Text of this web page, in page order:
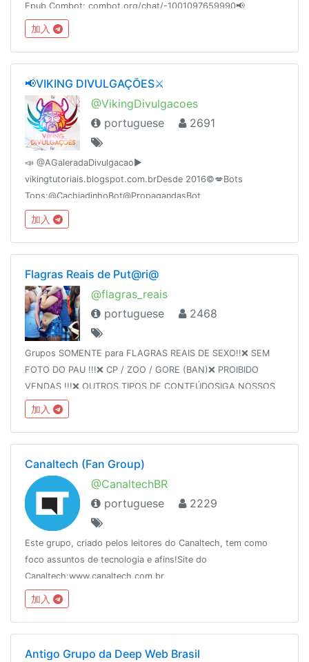
Epub.Combot: combot.org/chat/-1001097659990📢
@AudioLivros👥 @MundoDaMusica👥 @RedeTelezap👥
@OlhoDeDeus Fundação dia: 16/11/2016
加入
📢VIKING DIVULGAÇÕES⚔
@VikingDivulgacoes
portuguese
2691
📣 @AGaleradaDivulgacao►
vikingtutoriais.blogspot.com.brDesde 2016©💋Bots
Tops:@CachiadinhoBot@PropagandasBot
加入
Flagras Reais de Put@ri@
@flagras_reais
portuguese
2468
Grupos SOMENTE para FLAGRAS REAIS DE SEXO!!❌ SEM
FOTO DO PAU !!!❌ CP / ZOO / GORE (BAN)❌ PROIBIDO
VENDAS !!!❌ OUTROS TIPOS DE CONTEÚDOSIGA NOSSOS
GRUPOS: TRANS » @trans_pauzudasFLAGRAS »
@flagras_reais
加入
Canaltech (Fan Group)
@CanaltechBR
portuguese
2229
Este grupo, criado pelos leitores do Canaltech, tem como
foco assuntos de tecnologia e afins!Site do
Canaltech:www.canaltech.com.br
加入
Antigo Grupo da Deep Web Brasil